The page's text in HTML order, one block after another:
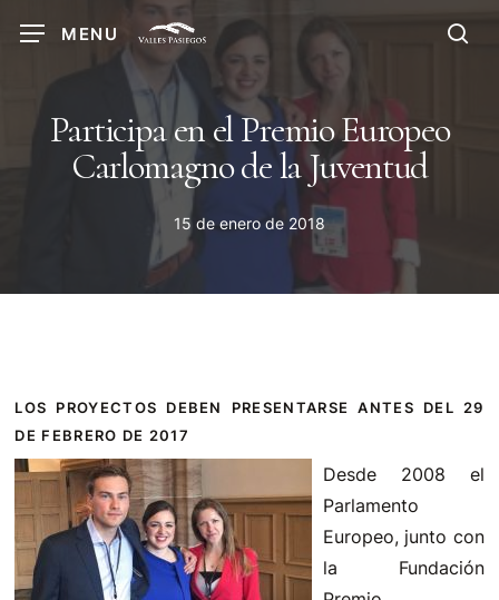
MENU
Participa en el Premio Europeo
Carlomagno de la Juventud
15 de enero de 2018
LOS PROYECTOS DEBEN PRESENTARSE ANTES DEL 29
DE FEBRERO DE 2017
Desde 2008 el
Parlamento
Europeo, junto con
la Fundación